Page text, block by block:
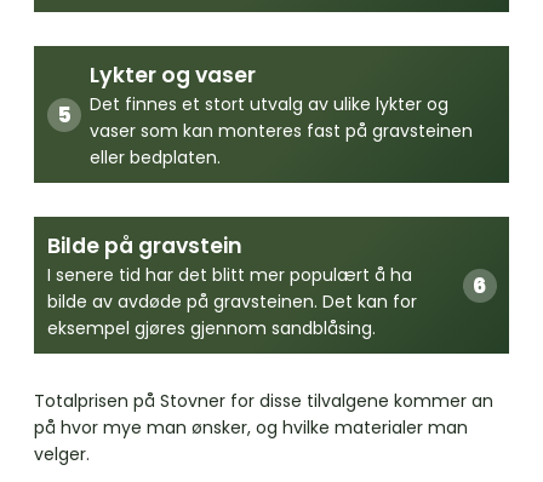
Lykter og vaser
Det finnes et stort utvalg av ulike lykter og
vaser som kan monteres fast på gravsteinen
eller bedplaten.
Bilde på gravstein
I senere tid har det blitt mer populært å ha
bilde av avdøde på gravsteinen. Det kan for
eksempel gjøres gjennom sandblåsing.
Totalprisen på Stovner for disse tilvalgene kommer an
på hvor mye man ønsker, og hvilke materialer man
velger.